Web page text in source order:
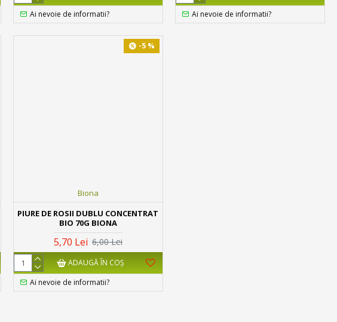
Ai nevoie de informatii?
Ai nevoie de informatii?
-5 %
Biona
PIURE DE ROSII DUBLU CONCENTRAT
BIO 70G BIONA
5,70 Lei 6,00 Lei
ADAUGĂ ÎN COŞ
Ai nevoie de informatii?